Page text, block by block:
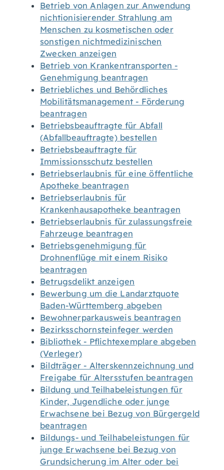
Betrieb von Anlagen zur Anwendung
nichtionisierender Strahlung am
Menschen zu kosmetischen oder
sonstigen nichtmedizinischen
Zwecken anzeigen
Betrieb von Krankentransporten -
Genehmigung beantragen
Betriebliches und Behördliches
Mobilitätsmanagement - Förderung
beantragen
Betriebsbeauftragte für Abfall
(Abfallbeauftragte) bestellen
Betriebsbeauftragte für
Immissionsschutz bestellen
Betriebserlaubnis für eine öffentliche
Apotheke beantragen
Betriebserlaubnis für
Krankenhausapotheke beantragen
Betriebserlaubnis für zulassungsfreie
Fahrzeuge beantragen
Betriebsgenehmigung für
Drohnenflüge mit einem Risiko
beantragen
Betrugsdelikt anzeigen
Bewerbung um die Landarztquote
Baden-Württemberg abgeben
Bewohnerparkausweis beantragen
Bezirksschornsteinfeger werden
Bibliothek - Pflichtexemplare abgeben
(Verleger)
Bildträger - Alterskennzeichnung und
Freigabe für Altersstufen beantragen
Bildung und Teilhabeleistungen für
Kinder, Jugendliche oder junge
Erwachsene bei Bezug von Bürgergeld
beantragen
Bildungs- und Teilhabeleistungen für
junge Erwachsene bei Bezug von
Grundsicherung im Alter oder bei